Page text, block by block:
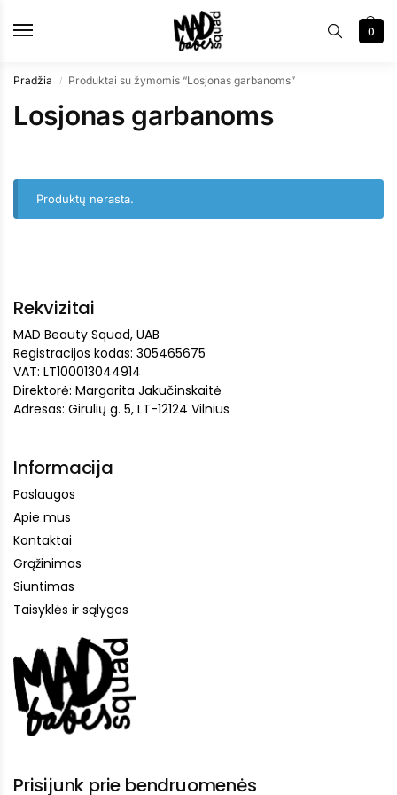
0
Pradžia / Produktai su žymomis “Losjonas garbanoms”
Losjonas garbanoms
Produktų nerasta.
Rekvizitai
MAD Beauty Squad, UAB
Registracijos kodas: 305465675
VAT: LT100013044914
Direktorė: Margarita Jakučinskaitė
Adresas: Girulių g. 5, LT-12124 Vilnius
Informacija
Paslaugos
Apie mus
Kontaktai
Grąžinimas
Siuntimas
Taisyklės ir sąlygos
Prisijunk prie bendruomenės